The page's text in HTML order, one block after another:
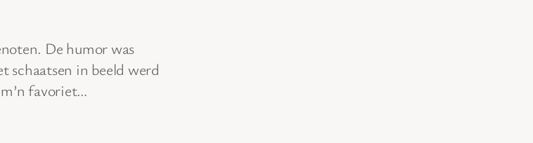
De humor was
schaatsen in beeld werd
favoriet…